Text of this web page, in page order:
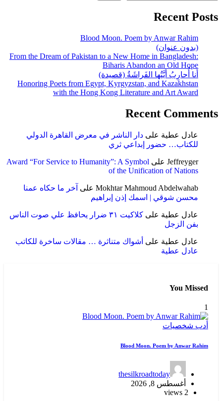
Recent Posts
Blood Moon. Poem by Anwar Rahim
(بدون عنوان)
From the Dream of Pakistan to a New Home in Bangladesh:
Biharis Abandon an Old Hope
أَنا أُحارِبُ أَيَّتُها الفَراشَةُ (قصيدة)
Honoring Poets from Egypt, Kyrgyzstan, and Kazakhstan
with the Hong Kong Literature and Art Award
Recent Comments
عادل عطية على دار الناشر في معرض القاهرة الدولي
للكتاب… حضور إبداعي ثري
Jeffreyger على Award “For Service to Humanity”: A Symbol
of the Unification of Nations
Mokhtar Mahmoud Abdelwahab على آخر ما حكاه عمنا
محسن شوقي | اسمك إذن إبراهيم
عادل عطية على
كلاكيت ٣١ ضرار يحافظ علي صوت الناس
بفن الزجل
عادل عطية على أشواك متناثرة … مقالات ساخرة للكاتب
عادل عطية
You Missed
1
أدب شخصيات
Blood Moon. Poem by Anwar Rahim
thesilkroadtoday
أغسطس 8, 2026
2 views